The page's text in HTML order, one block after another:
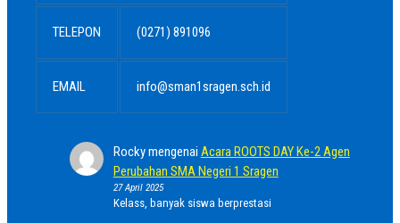
TELEPON (0271) 891096
EMAIL info@sman1sragen.sch.id
Rockymengenai Acara ROOTS DAY Ke-2 Agen
Perubahan SMA Negeri 1 Sragen
27 April 2025
Kelass, banyak siswa berprestasi